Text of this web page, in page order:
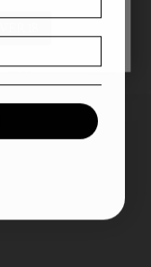
tilbud